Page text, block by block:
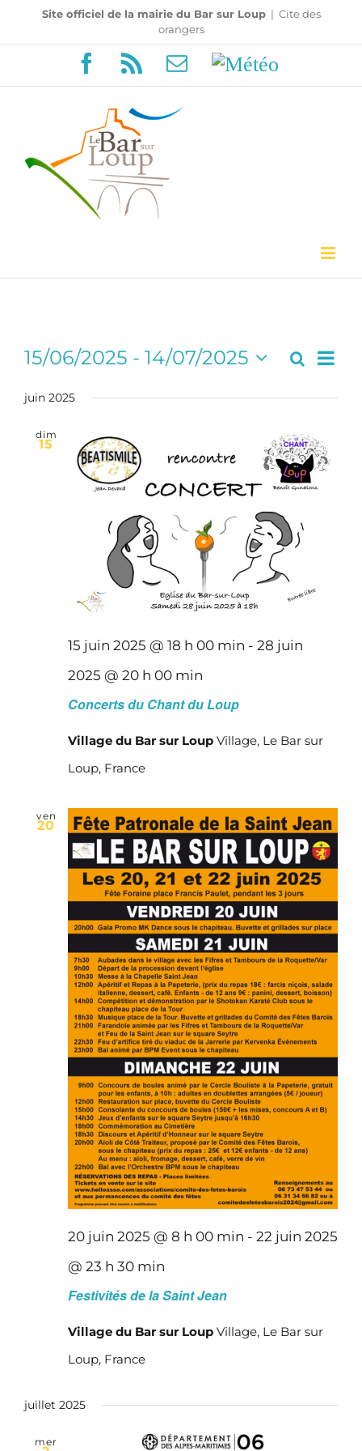
au
Site officiel de la mairie du Bar sur Loup | Cite des
orangers
Facebook
Rss EmailMétéo
vues
15/06/2025 - 14/07/2025
une
juin 2025
dim
15
15 juin 2025 @ 18 h 00 min - 28 juin
2025 @ 20 h 00 min
Concerts du Chant du Loup
Village du Bar sur Loup Village, Le Bar sur
Loup, France
ven
20
20 juin 2025 @ 8 h 00 min - 22 juin 2025
@ 23 h 30 min
Festivités de la Saint Jean
Village du Bar sur Loup Village, Le Bar sur
Loup, France
juillet 2025
mer